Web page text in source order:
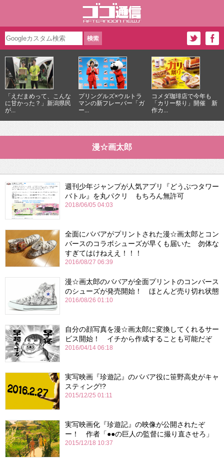
「えだまめって、こんな
に甘かった？」新潟県民
が...
プリングルズ×ウルトラ
マンの新フレーバー「ガ
ー...
コメダ珈琲店で今年も
「カリー祭り」開催 新
作カ...
漫☆画太郎
週刊少年ジャンプが人気アプリ『どうぶつタワー
バトル』を丸パクリ もちろん無許可
2018/06/05 04:03
全面にババアがプリントされた漫☆画太郎とコン
バースのコラボシューズが早くも届いた 勿体な
すぎてはけねええ！！！
2016/08/27 06:39
漫☆画太郎のババアが全面プリントのコンバース
のシューズが発売開始！ ほとんど売り切れ状態
2016/08/26 01:10
自分の顔写真を漫☆画太郎に変換してくれるサー
ビス開始！ イチから作成することも可能だぞ
2016/04/14 06:18
実写映画『珍遊記』のババア役に笹野高史がキャ
スティング!?
2015/12/25 01:11
実写映画化『珍遊記』の映像が公開されたぞ
ー！ 作者「●●の巨人の監督に撮り直させろ」
2015/12/18 10:37